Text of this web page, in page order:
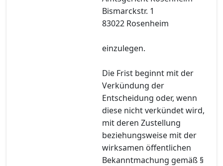
Bismarckstr. 1
83022 Rosenheim
einzulegen.
Die Frist beginnt mit der
Verkündung der
Entscheidung oder, wenn
diese nicht verkündet wird,
mit deren Zustellung
beziehungsweise mit der
wirksamen öffentlichen
Bekanntmachung gemäß §